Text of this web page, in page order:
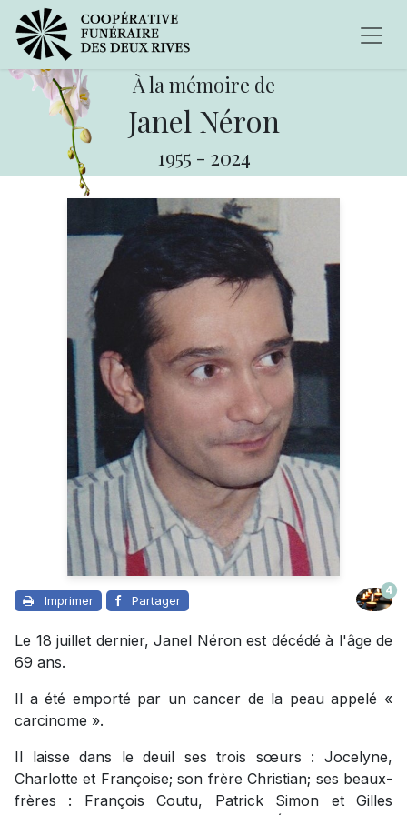
À la mémoire de
Janel Néron
1955 - 2024
Imprimer Partager
4
Le 18 juillet dernier, Janel Néron est décédé à l'âge de
69 ans.
Il a été emporté par un cancer de la peau appelé «
carcinome ».
Il laisse dans le deuil ses trois sœurs : Jocelyne,
Charlotte et Françoise; son frère Christian; ses beaux-
frères : François Coutu, Patrick Simon et Gilles